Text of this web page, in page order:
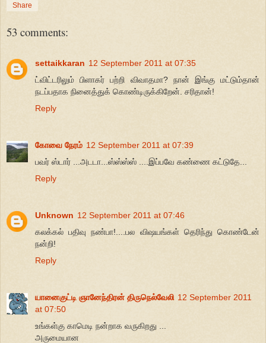
Share
53 comments:
settaikkaran 12 September 2011 at 07:35
ட்விட்டரிலும் பிளாகர் பற்றி விவாதமா? நான் இங்கு மட்டும்தான்
நடப்பதாக நினைத்துக் கொண்டிருக்கிறேன். சரிதான்!
Reply
கோவை நேரம் 12 September 2011 at 07:39
பவர் ஸ்டார் ...அடடா...ஸ்ஸ்ஸ்ஸ் ....இப்பவே கண்ணை கட்டுதே...
Reply
Unknown 12 September 2011 at 07:46
கலக்கல் பதிவு நண்பா!....பல விஷயங்கள் தெரிந்து கொண்டேன்
நன்றி!
Reply
யானைகுட்டி ஞானேந்திரன் திருநெல்வேலி 12 September 2011
at 07:50
உங்கள்கு காமெடி நன்றாக வருகிறது ...
அருமையான